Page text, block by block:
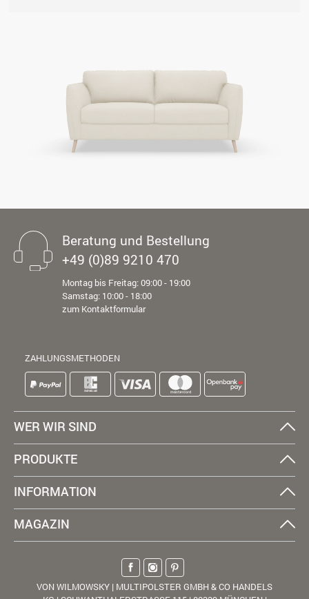
Beratung und Bestellung
+49 (0)89 9210 470
Montag bis Freitag: 09:00 - 19:00
Samstag: 10:00 - 18:00
zum Kontaktformular
ZAHLUNGSMETHODEN
WER WIR SIND
PRODUKTE
INFORMATION
MAGAZIN
VON WILMOWSKY | MULTIPOLSTER GMBH & CO HANDELS